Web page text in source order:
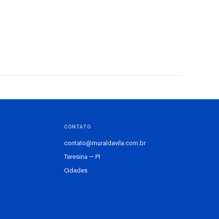
CONTATO
contato@muraldavila.com.br
Teresina — PI
Cidades